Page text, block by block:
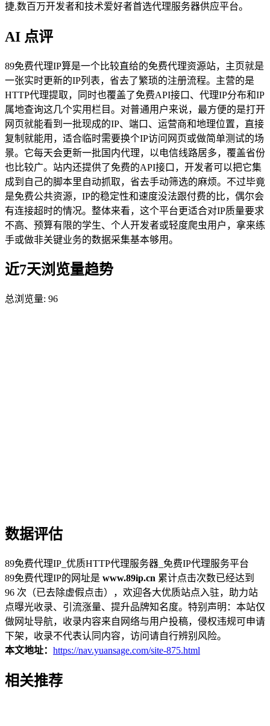
捷,数百万开发者和技术爱好者首选代理服务器供应平台。
AI 点评
89免费代理IP算是一个比较直给的免费代理资源站，主页就是
一张实时更新的IP列表，省去了繁琐的注册流程。主营的是
HTTP代理提取，同时也覆盖了免费API接口、代理IP分布和IP
属地查询这几个实用栏目。对普通用户来说，最方便的是打开
网页就能看到一批现成的IP、端口、运营商和地理位置，直接
复制就能用，适合临时需要换个IP访问网页或做简单测试的场
景。它每天会更新一批国内代理，以电信线路居多，覆盖省份
也比较广。站内还提供了免费的API接口，开发者可以把它集
成到自己的脚本里自动抓取，省去手动筛选的麻烦。不过毕竟
是免费公共资源，IP的稳定性和速度没法跟付费的比，偶尔会
有连接超时的情况。整体来看，这个平台更适合对IP质量要求
不高、预算有限的学生、个人开发者或轻度爬虫用户，拿来练
手或做非关键业务的数据采集基本够用。
近7天浏览量趋势
总浏览量: 96
数据评估
89免费代理IP_优质HTTP代理服务器_免费IP代理服务平台
89免费代理IP的网址是 www.89ip.cn 累计点击次数已经达到
96 次（已去除虚假点击），欢迎各大优质站点入驻，助力站
点曝光收录、引流涨量、提升品牌知名度。特别声明：本站仅
做网址导航，收录内容来自网络与用户投稿，侵权违规可申请
下架，收录不代表认同内容，访问请自行辨别风险。
本文地址： https://nav.yuansage.com/site-875.html
相关推荐